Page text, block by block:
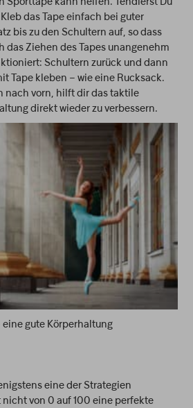
das Tape einfach bei guter
bis zu den Schultern auf, so dass
das Ziehen des Tapes unangenehm
Schultern zurück und dann
Tape kleben – wie eine Rucksack.
nach vorn, hilft dir das taktile
direkt wieder zu verbessern.
gute Körperhaltung
eine der Strategien
nicht von 0 auf 100 eine perfekte